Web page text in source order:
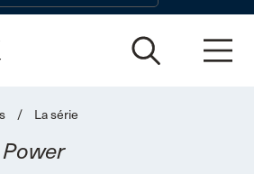
/ La série